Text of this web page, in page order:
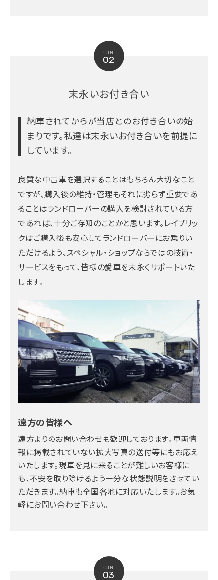
POINT
02
末永いお付き合い
納車されてからが当店とのお付き合いの始
まりです。私達は末永いお付き合いを前提に
しています。
良質な中古車を選択することはもちろん大切なこと
ですが、購入後の維持・管理もそれに劣らず重要であ
ることはランドローバーの購入を検討されている方
であれば、十分ご存知のことかと思います。レイブリッ
クはご購入後も安心してランドローバーにお乗りい
ただけるよう、スペシャル・ショップならではの技術・
サービスをもって、皆様の愛車を末永くサポートいた
します。
遠方の皆様へ
遠方よりのお問い合わせも歓迎しております。車両情
報に掲載されていない拡大写真の送付等にもお応え
いたします。現車を見に来ることが難しいお客様に
も、不安を取り除けるよう十分な状態説明をさせてい
ただきます。納車も全国各地に対応いたします。お気
軽にお問い合わせ下さい。
POINT
03